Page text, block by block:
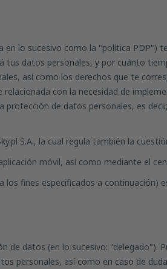
lo sucesivo como la "política PDP")
tus datos personales, y por cuánto
así como los derechos que te
con la necesidad de
de datos personales, es
S.A., la cual regula también la
móvil, así como mediante el
fines especificados a continuación)
de datos (en lo sucesivo: "delegado").
personales, así como en caso de